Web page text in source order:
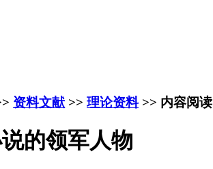
资料文献 >> 理论资料>> 内容阅读
的领军人物